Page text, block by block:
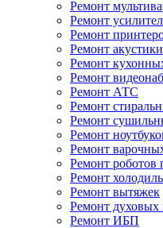
Ремонт
Ремонт
Ремонт
Ремонт акустики
Ремонт
Ремонт
Ремонт АТС
Ремонт
Ремонт
Ремонт
Ремонт
Ремонт роботов
Ремонт
Ремонт вытяжек
Ремонт
Ремонт ИБП